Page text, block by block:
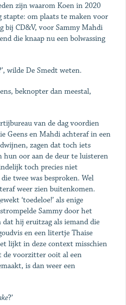
zijn waarom Koen in 2020
om plaats te maken voor
bij CD&V, voor Sammy Mahdi
die knaap nu een bolwassing
wilde De Smedt weten.
beknopter dan meestal,
van de dag voordien
Geens en Mahdi achteraf in een
zagen dat toch iets
hun oor aan de deur te luisteren
toch precies niet
twee was besproken. Wel
weer zien buitenkomen.
‘toedeloe!’ als enige
Sammy door het
dat hij eruitzag als iemand die
en een litertje Thaise
lijkt in deze context misschien
de voorzitter ooit al een
is dan weer een
?’